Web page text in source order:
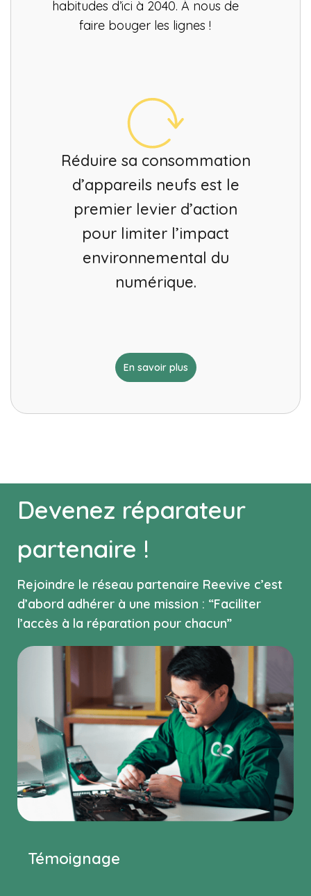
habitudes d’ici à 2040. À nous de
faire bouger les lignes !
Réduire sa consommation
d’appareils neufs est le
premier levier d’action
pour limiter l’impact
environnemental du
numérique.
En savoir plus
Devenez réparateur
partenaire !
Rejoindre le réseau partenaire Reevive c’est
d’abord adhérer à une mission : “Faciliter
l’accès à la réparation pour chacun”
Témoignage